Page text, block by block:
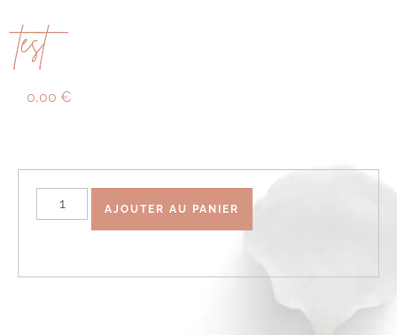
test
0,00 €
AJOUTER AU PANIER